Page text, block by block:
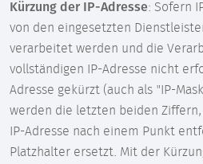
Kürzung der IP-Adresse: Sofern
von den eingesetzten
verarbeitet werden und die
vollständigen IP-Adresse nicht
Adresse gekürzt (auch als "IP-
werden die letzten beiden
IP-Adresse nach einem Punkt
Platzhalter ersetzt. Mit der